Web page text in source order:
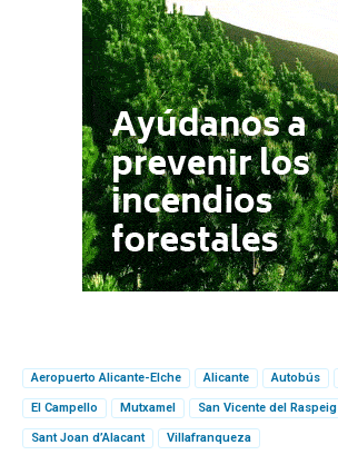
Aeropuerto Alicante-Elche Alicante Autobús
El Campello Mutxamel San Vicente del Raspeig
Sant Joan d’Alacant Villafranqueza